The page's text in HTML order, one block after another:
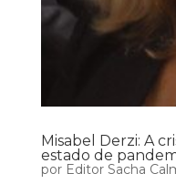
Misabel Derzi: A
estado de
por Editor Sacha